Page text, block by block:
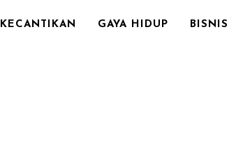
KECANTIKAN GAYA HIDUP BISNIS